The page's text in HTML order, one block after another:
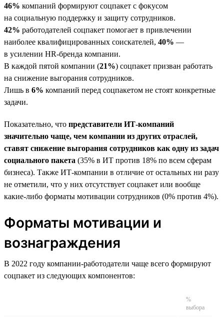
46% компаний формируют соцпакет с фокусом
на социальную поддержку и защиту сотрудников.
42% работодателей соцпакет помогает в привлечении
наиболее квалифицированных соискателей, 40% —
в усилении HR-бренда компании.
В каждой пятой компании (21%) соцпакет призван работать
на снижение выгорания сотрудников.
Лишь в 6% компаний перед соцпакетом не стоят конкретные
задачи.
Показательно, что представители ИТ-компаний
значительно чаще, чем компании из других отраслей,
ставят снижение выгорания сотрудников как одну из задач
социального пакета (35% в ИТ против 18% по всем сферам
бизнеса). Также ИТ-компании в отличие от остальных ни разу
не отметили, что у них отсутствует соцпакет или вообще
какие-либо форматы мотивации сотрудников (0% против 4%).
Форматы мотивации и
вознаграждения
В 2022 году компании-работодатели чаще всего формируют
соцпакет из следующих компонентов:
%
выбора